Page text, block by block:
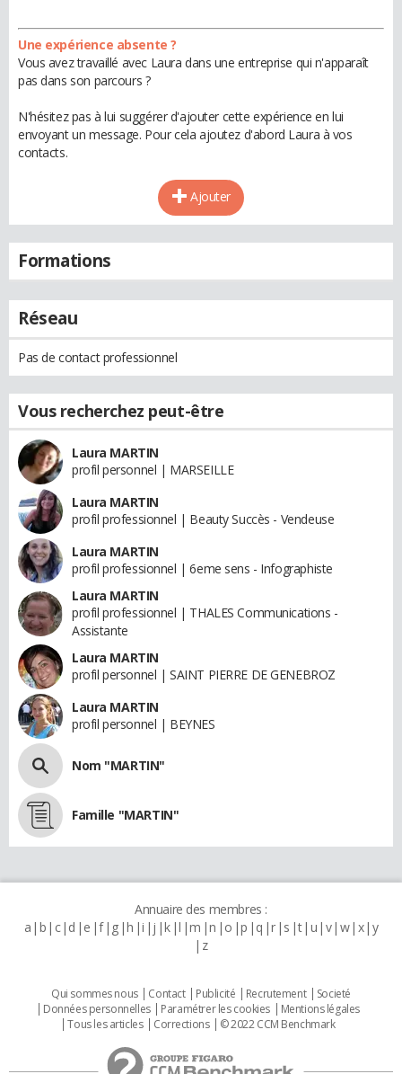
Une expérience absente ?
Vous avez travaillé avec Laura dans une entreprise qui n'apparaît
pas dans son parcours ?
N'hésitez pas à lui suggérer d'ajouter cette expérience en lui
envoyant un message. Pour cela ajoutez d'abord Laura à vos
contacts.
Ajouter
Formations
Réseau
Pas de contact professionnel
Vous recherchez peut-être
Laura MARTIN
profil personnel | MARSEILLE
Laura MARTIN
profil professionnel | Beauty Succès - Vendeuse
Laura MARTIN
profil professionnel | 6eme sens - Infographiste
Laura MARTIN
profil professionnel | THALES Communications -
Assistante
Laura MARTIN
profil personnel | SAINT PIERRE DE GENEBROZ
Laura MARTIN
profil personnel | BEYNES
Nom "MARTIN"
Famille "MARTIN"
Annuaire des membres :
a b c d e f g h i j k l m n o p q r s t u v w x y
z
Qui sommes nous Contact Publicité Recrutement
Societé
Données personnelles
Paramétrer les cookies
Mentions légales
Tous les articles
Corrections © 2022 CCM Benchmark